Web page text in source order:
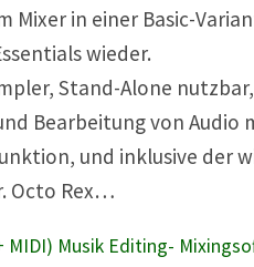
Mixer in einer Basic-
wieder.
Stand-Alone nutzbar,
Bearbeitung von Audio
und inklusive der
Octo Rex…
Musik Editing-